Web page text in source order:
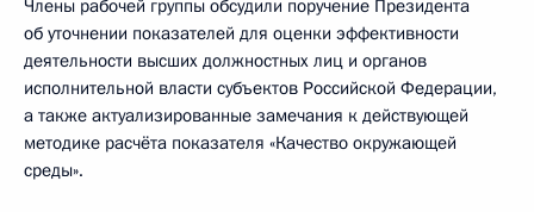
Члены рабочей группы обсудили поручение Президента
об уточнении показателей для оценки эффективности
деятельности высших должностных лиц и органов
исполнительной власти субъектов Российской Федерации,
а также актуализированные замечания к действующей
методике расчёта показателя «Качество окружающей
среды».